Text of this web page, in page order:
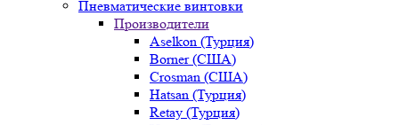
Пневматические винтовки
Производители
Aselkon (Турция)
Borner (США)
Crosman (США)
Hatsan (Турция)
Retay (Турция)